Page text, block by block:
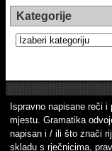
Kategorije
Kategorije
Ispravno napisane reči
mjestu. Gramatika
napisan i / ili što znači
skladu s rječnicima,